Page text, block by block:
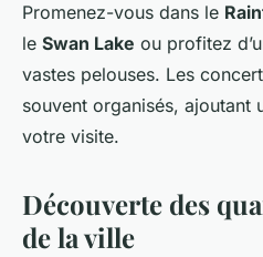
Promenez-vous dans le
le Swan Lake ou profitez
vastes pelouses. Les
souvent organisés, ajoutant
votre visite.
Découverte des
de la ville